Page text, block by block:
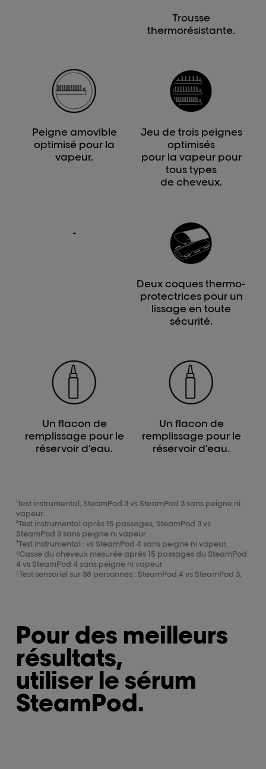
Trousse
thermorésistante.
Peigne amovible
optimisé pour la
vapeur.
Jeu de trois peignes
optimisés
pour la vapeur pour
tous types
de cheveux.
-
Deux coques thermo-
protectrices pour un
lissage en toute
sécurité.
Un flacon de
remplissage pour le
réservoir d’eau.
Un flacon de
remplissage pour le
réservoir d’eau.
¹Test instrumental, SteamPod 3 vs SteamPod 3 sans peigne ni
vapeur.
²Test instrumental après 15 passages, SteamPod 3 vs
SteamPod 3 sans peigne ni vapeur.
³Test instrumental : vs SteamPod 4 sans peigne ni vapeur.
⁴Casse du cheveux mesurée après 15 passages du SteamPod
4 vs SteamPod 4 sans peigne ni vapeur.
⁵Test sensoriel sur 38 personnes : SteamPod 4 vs SteamPod 3.
Pour des meilleurs
résultats,
utiliser le sérum
SteamPod.